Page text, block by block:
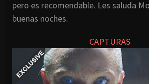
pero es recomendable. Les saluda
buenas noches.
CAPTURAS